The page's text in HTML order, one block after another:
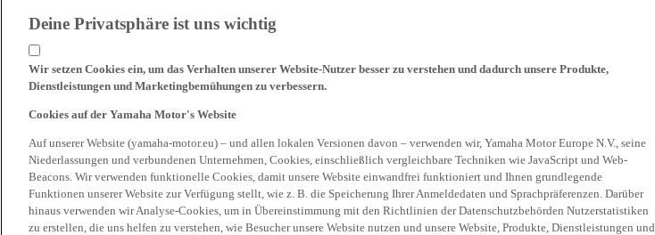
Deine Privatsphäre ist uns wichtig
Wir setzen Cookies ein, um das Verhalten unserer Website-Nutzer besser zu verstehen und dadurch unsere Produkte,
Dienstleistungen und Marketingbemühungen zu verbessern.
Cookies auf der Yamaha Motor's Website
Auf unserer Website (yamaha-motor.eu) – und allen lokalen Versionen davon – verwenden wir, Yamaha Motor Europe N.V., seine
Niederlassungen und verbundenen Unternehmen, Cookies, einschließlich vergleichbare Techniken wie JavaScript und Web-
Beacons. Wir verwenden funktionelle Cookies, damit unsere Website einwandfrei funktioniert und Ihnen grundlegende
Funktionen unserer Website zur Verfügung stellt, wie z. B. die Speicherung Ihrer Anmeldedaten und Sprachpräferenzen. Darüber
hinaus verwenden wir Analyse-Cookies, um in Übereinstimmung mit den Richtlinien der Datenschutzbehörden Nutzerstatistiken
zu erstellen, die uns helfen zu verstehen, wie Besucher unsere Website nutzen und unsere Website, Produkte, Dienstleistungen und